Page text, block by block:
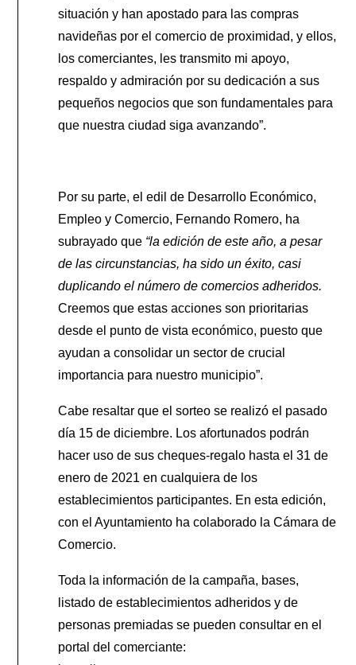
situación y han apostado para las compras
navideñas por el comercio de proximidad, y ellos,
los comerciantes, les transmito mi apoyo,
respaldo y admiración por su dedicación a sus
pequeños negocios que son fundamentales para
que nuestra ciudad siga avanzando”.
Por su parte, el edil de Desarrollo Económico,
Empleo y Comercio, Fernando Romero, ha
subrayado que “la edición de este año, a pesar
de las circunstancias, ha sido un éxito, casi
duplicando el número de comercios adheridos.
Creemos que estas acciones son prioritarias
desde el punto de vista económico, puesto que
ayudan a consolidar un sector de crucial
importancia para nuestro municipio”.
Cabe resaltar que el sorteo se realizó el pasado
día 15 de diciembre. Los afortunados podrán
hacer uso de sus cheques-regalo hasta el 31 de
enero de 2021 en cualquiera de los
establecimientos participantes. En esta edición,
con el Ayuntamiento ha colaborado la Cámara de
Comercio.
Toda la información de la campaña, bases,
listado de establecimientos adheridos y de
personas premiadas se pueden consultar en el
portal del comerciante: